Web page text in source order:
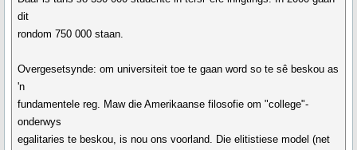
dit
rondom 750 000 staan.
Overgesetsynde: om universiteit toe te gaan word so te sê beskou as
'n
fundamentele reg. Maw die Amerikaanse filosofie om "college"-
onderwys
egalitaries te beskou, is nou ons voorland. Die elitistiese model (net